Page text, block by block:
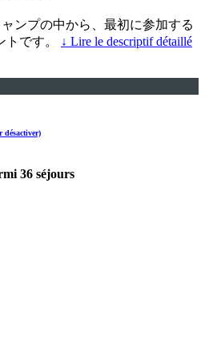
ンプの中から、最初に参加する
トです。
↓ Lire le descriptif détaillé
désactiver)
36 séjours